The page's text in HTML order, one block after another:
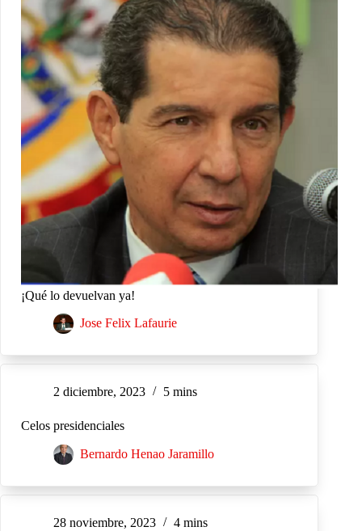
¡Qué lo devuelvan ya!
Jose Felix Lafaurie
2 diciembre, 2023 5 mins
Celos presidenciales
Bernardo Henao Jaramillo
28 noviembre, 2023 4 mins